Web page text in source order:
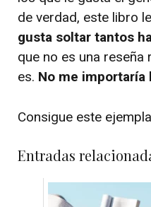
de verdad, este libro
gusta soltar tantos
que no es una reseña
es. No me importaría
Consigue este
Entradas